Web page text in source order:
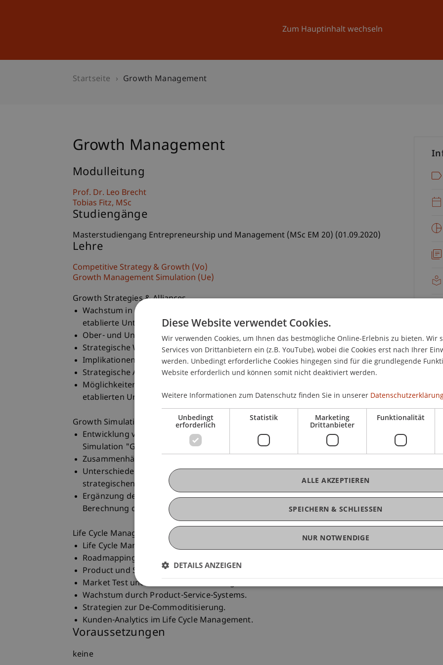
Zum Hauptinhalt wechseln
Universität Aktuelles
Startseite Growth Management
Growth Management
Modulleitung
Prof. Dr. Leo Brecht
Tobias Fitz MSc
Studiengänge
Masterstudiengang Entrepreneurship und Management (MSc EM 20) (01.09.2020)
Lehre
Competitive Strategy & Growth (Vo)
Growth Management Simulation (Ue)
Growth Strategies & Alliances
Wachstum in unterschiedlichen Dimensionen als Erfolgstreiber für junge und
etablierte Unternehmen.
Ober- und Untergrenzen des Wachstums.
Strategische Wachstumsrichtungen.
Implikationen des Wachstums für Organisation und Führung.
Strategische Allianzen als Expansionsstrategie.
Möglichkeiten und Grenzen der Kollaboration junger Unternehmen mit grossen,
etablierten Unternehmen.
Growth Simulation
Entwicklung von Wachstumsstrategien junger Unternehmen in der komplexen
Simulation "Growth".
Zusammenhänge zwischen strategischer und operativer Führung (Galweiler-Schema).
Unterschiede zwischen den Wachstumsstrategien junger Unternehmen und den
strategischen Möglichkeiten grosser, etablierter Unternehmen.
Ergänzung der Erfolgsbewertung der teilnehmenden Teams durch IT-gestützte
Berechnung der Aktienkurse auf der Basis von KPIs.
Life Cycle Management of Product & Services
Life Cycle Management als Prozess.
Roadmapping als Planungsgrundlage für erfolgreiches Life Cycle Management.
Product und Services Development.
Market Test und Market Launch Strategien.
Wachstum durch Product-Service-Systems.
Strategien zur De-Commoditisierung.
Kunden-Analytics im Life Cycle Management.
Voraussetzungen
keine
Diese Website verwendet Cookies.
Wir verwenden Cookies, um Ihnen das bestmögliche Online-Erlebnis zu bieten. Wir
Services von Drittanbietern ein (z.B. YouTube), wobei die Cookies erst nach Ihrer
werden. Unbedingt erforderliche Cookies hingegen sind für die grundlegende
Website erforderlich und können somit nicht deaktiviert werden.
Weitere Informationen zum Datenschutz finden Sie in unserer
Unbedingt
erforderlich
Statistik Marketing
Drittanbieter
Funktionalität
SPEICHERN & SCHLIESSEN
ALLE AKZEPTIEREN
NUR NOTWENDIGE
DETAILS ANZEIGEN